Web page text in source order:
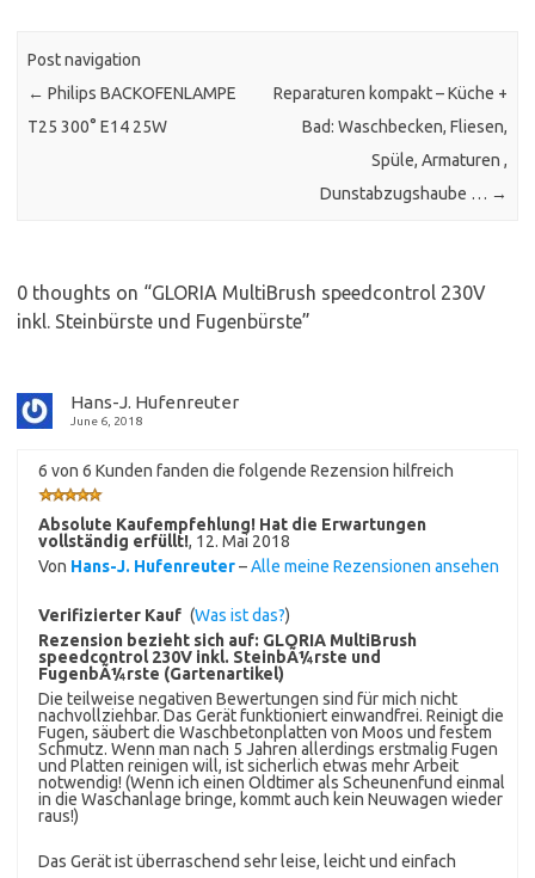
Post navigation
← Philips BACKOFENLAMPE
T25 300° E14 25W
Reparaturen kompakt – Küche +
Bad: Waschbecken, Fliesen,
Spüle, Armaturen ,
Dunstabzugshaube … →
0 thoughts on “GLORIA MultiBrush speedcontrol 230V
inkl. Steinbürste und Fugenbürste”
Hans-J. Hufenreuter
June 6, 2018
6 von 6 Kunden fanden die folgende Rezension hilfreich
Absolute Kaufempfehlung! Hat die Erwartungen
vollständig erfüllt!, 12. Mai 2018
Von Hans-J. Hufenreuter–Alle meine Rezensionen ansehen
Verifizierter Kauf (Was ist das?)
Rezension bezieht sich auf: GLORIA MultiBrush
speedcontrol 230V inkl. SteinbÃ¼rste und
FugenbÃ¼rste (Gartenartikel)
Die teilweise negativen Bewertungen sind für mich nicht
nachvollziehbar. Das Gerät funktioniert einwandfrei. Reinigt die
Fugen, säubert die Waschbetonplatten von Moos und festem
Schmutz. Wenn man nach 5 Jahren allerdings erstmalig Fugen
und Platten reinigen will, ist sicherlich etwas mehr Arbeit
notwendig! (Wenn ich einen Oldtimer als Scheunenfund einmal
in die Waschanlage bringe, kommt auch kein Neuwagen wieder
raus!)
Das Gerät ist überraschend sehr leise, leicht und einfach